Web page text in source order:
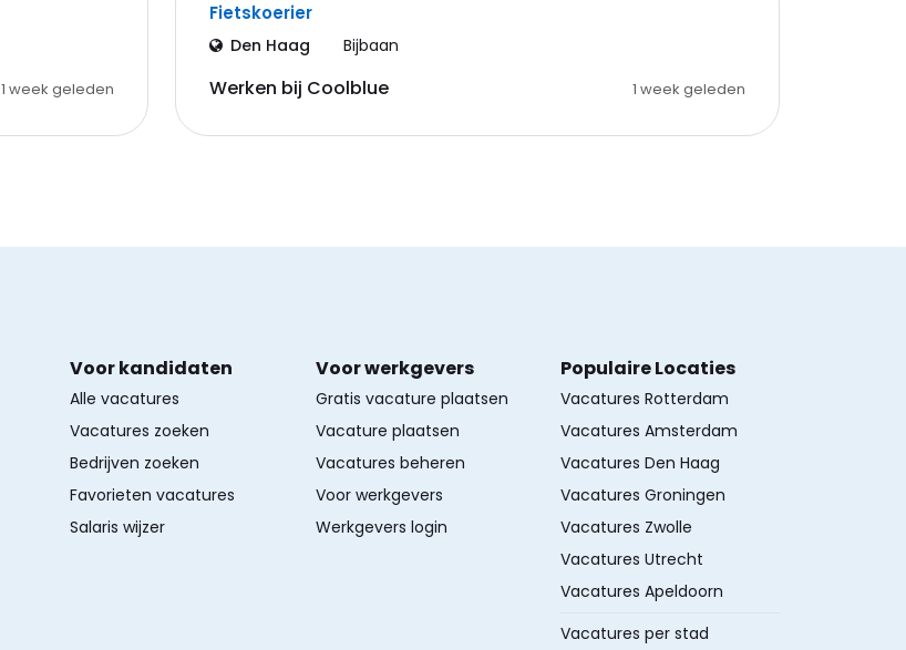
1 week geleden
Fietskoerier
Den Haag Bijbaan
Werken bij Coolblue 1 week geleden
Voor kandidaten
Alle vacatures
Vacatures zoeken
Bedrijven zoeken
Favorieten vacatures
Salaris wijzer
Voor werkgevers
Gratis vacature plaatsen
Vacature plaatsen
Vacatures beheren
Voor werkgevers
Werkgevers login
Populaire Locaties
Vacatures Rotterdam
Vacatures Amsterdam
Vacatures Den Haag
Vacatures Groningen
Vacatures Zwolle
Vacatures Utrecht
Vacatures Apeldoorn
Vacatures per stad